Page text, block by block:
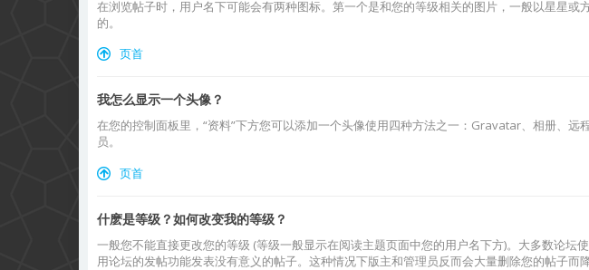
在浏览帖子时，用户名下可能会有两种图标。第一个是和您的等级相关的图片，一般以星星
的。
页首
我怎么显示一个头像？
在您的控制面板里，“资料”下方您可以添加一个头像使用四种方法之一：Gravatar、相册、
员。
页首
什麽是等级？如何改变我的等级？
一般您不能直接更改您的等级 (等级一般显示在阅读主题页面中您的用户名下方)。大多数论
用论坛的发帖功能发表没有意义的帖子。这种情况下版主和管理员反而会大量删除您的帖子而降